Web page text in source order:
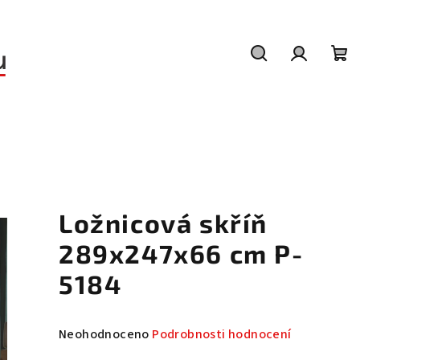
Ložnicová skříň
289x247x66 cm P-
5184
Průměrné
Neohodnoceno Podrobnosti hodnocení